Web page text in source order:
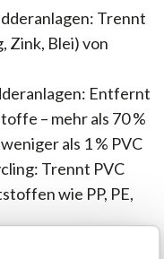
Trennt
Zink, Blei) von
Entfernt
– mehr als 70 %
als 1 % PVC
Trennt PVC
wie PP, PE,